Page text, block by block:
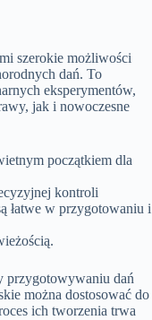
szerokie możliwości
dań. To
eksperymentów,
jak i nowoczesne
początkiem dla
kontroli
łatwe w przygotowaniu i
przygotowywaniu dań
można dostosować do
ich tworzenia trwa